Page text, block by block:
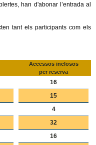
han d'abonar l’entrada al
tant els participants com els
Accessos inclosos
per reserva
16
15
4
32
16